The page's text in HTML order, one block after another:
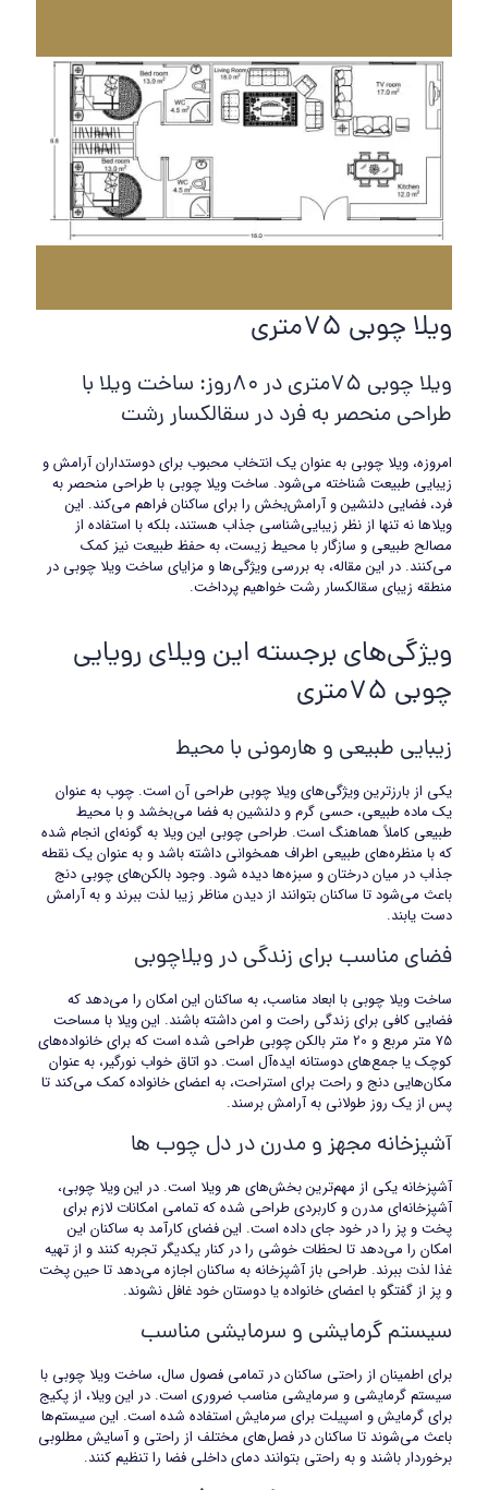
ویلا چوبی 75متری
ویلا چوبی 75متری در 80روز: ساخت ویلا با
طراحی منحصر به فرد در سقالکسار رشت
امروزه، ویلا چوبی به عنوان یک انتخاب محبوب برای دوستداران آرامش و
زیبایی طبیعت شناخته می‌شود. ساخت ویلا چوبی با طراحی منحصر به
فرد، فضایی دلنشین و آرامش‌بخش را برای ساکنان فراهم می‌کند. این
ویلاها نه تنها از نظر زیبایی‌شناسی جذاب هستند، بلکه با استفاده از
مصالح طبیعی و سازگار با محیط زیست، به حفظ طبیعت نیز کمک
می‌کنند. در این مقاله، به بررسی ویژگی‌ها و مزایای ساخت ویلا چوبی در
منطقه زیبای سقالکسار رشت خواهیم پرداخت.
ویژگی‌های برجسته این ویلای رویایی
چوبی 75متری
زیبایی طبیعی و هارمونی با محیط
یکی از بارزترین ویژگی‌های ویلا چوبی طراحی آن است. چوب به عنوان
یک ماده طبیعی، حسی گرم و دلنشین به فضا می‌بخشد و با محیط
طبیعی کاملاً هماهنگ است. طراحی چوبی این ویلا به گونه‌ای انجام شده
که با منظره‌های طبیعی اطراف همخوانی داشته باشد و به عنوان یک نقطه
جذاب در میان درختان و سبزه‌ها دیده شود. وجود بالکن‌های چوبی دنج
باعث می‌شود تا ساکنان بتوانند از دیدن مناظر زیبا لذت ببرند و به آرامش
دست یابند.
فضای مناسب برای زندگی در ویلاچوبی
ساخت ویلا چوبی با ابعاد مناسب، به ساکنان این امکان را می‌دهد که
فضایی کافی برای زندگی راحت و امن داشته باشند. این ویلا با مساحت
75 متر مربع و 20 متر بالکن چوبی طراحی شده است که برای خانواده‌های
کوچک یا جمع‌های دوستانه ایده‌آل است. دو اتاق خواب نورگیر، به عنوان
مکان‌هایی دنج و راحت برای استراحت، به اعضای خانواده کمک می‌کند تا
پس از یک روز طولانی به آرامش برسند.
آشپزخانه مجهز و مدرن در دل چوب ها
آشپزخانه یکی از مهم‌ترین بخش‌های هر ویلا است. در این ویلا چوبی،
آشپزخانه‌ای مدرن و کاربردی طراحی شده که تمامی امکانات لازم برای
پخت و پز را در خود جای داده است. این فضای کارآمد به ساکنان این
امکان را می‌دهد تا لحظات خوشی را در کنار یکدیگر تجربه کنند و از تهیه
غذا لذت ببرند. طراحی باز آشپزخانه به ساکنان اجازه می‌دهد تا حین پخت
و پز از گفتگو با اعضای خانواده یا دوستان خود غافل نشوند.
سیستم گرمایشی و سرمایشی مناسب
برای اطمینان از راحتی ساکنان در تمامی فصول سال، ساخت ویلا چوبی با
سیستم گرمایشی و سرمایشی مناسب ضروری است. در این ویلا، از پکیج
برای گرمایش و اسپیلت برای سرمایش استفاده شده است. این سیستم‌ها
باعث می‌شوند تا ساکنان در فصل‌های مختلف از راحتی و آسایش مطلوبی
برخوردار باشند و به راحتی بتوانند دمای داخلی فضا را تنظیم کنند.